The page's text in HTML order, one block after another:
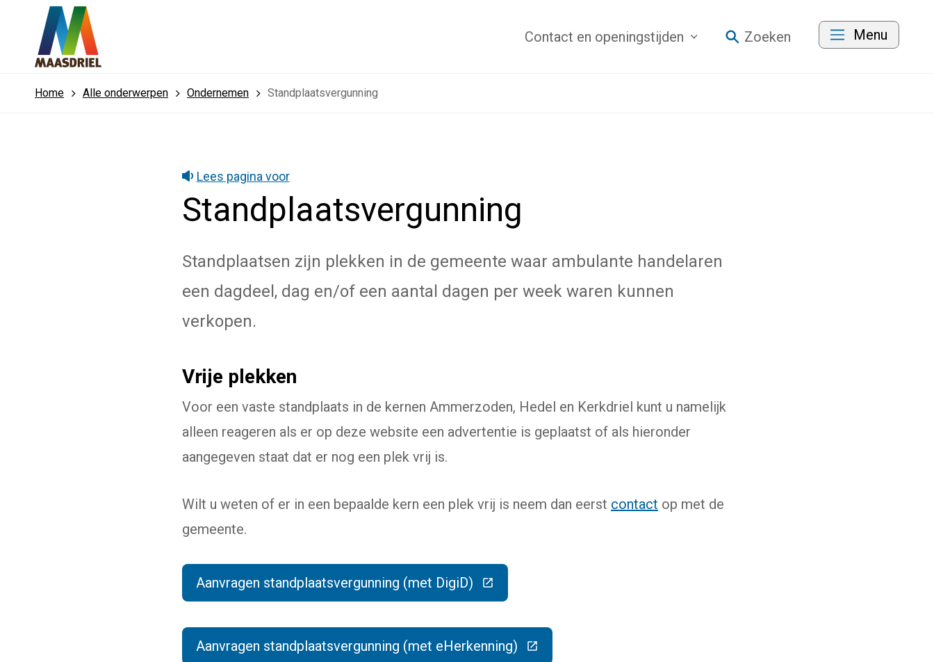
Contact en openingstijden Zoeken Menu
Home Alle onderwerpen Ondernemen Standplaatsvergunning
Lees pagina voor
Standplaatsvergunning
Standplaatsen zijn plekken in de gemeente waar ambulante handelaren
een dagdeel, dag en/of een aantal dagen per week waren kunnen
verkopen.
Vrije plekken
Voor een vaste standplaats in de kernen Ammerzoden, Hedel en Kerkdriel kunt u namelijk
alleen reageren als er op deze website een advertentie is geplaatst of als hieronder
aangegeven staat dat er nog een plek vrij is.
Wilt u weten of er in een bepaalde kern een plek vrij is neem dan eerst contact op met de
gemeente.
Aanvragen standplaatsvergunning (met DigiD)
(Deze link gaat naar een externe website)
Aanvragen standplaatsvergunning (met eHerkenning)
(Deze link gaat naar een externe website)